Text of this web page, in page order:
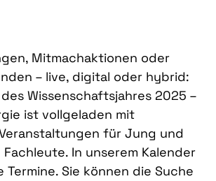
Mitmachaktionen oder
– live, digital oder hybrid:
Wissenschaftsjahres 2025 –
ist vollgeladen mit
für Jung und
In unserem Kalender
Termine. Sie können die Suche